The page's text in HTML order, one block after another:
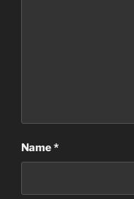
Name*